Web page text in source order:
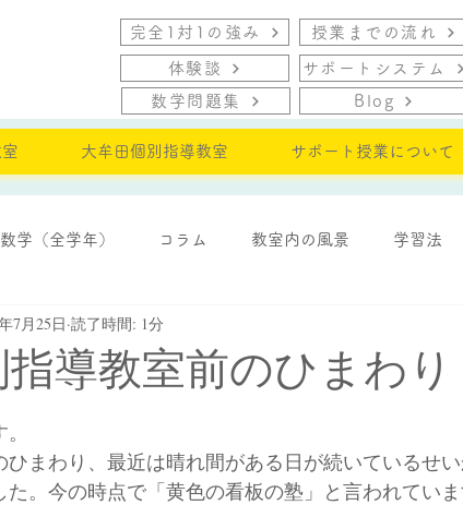
完全1対1の強み 授業までの流れ
体験談
数学問題集
サポートシステム
Blog
大牟田個別指導教室 サポート授業について
学（全学年） コラム 教室内の風景 学習法
ベーション
導教室前のひまわり
7月25日 読了時間: 1分
まわり、最近は晴れ間がある日が続いているせ
た。今の時点で「黄色の看板の塾」と言われてい